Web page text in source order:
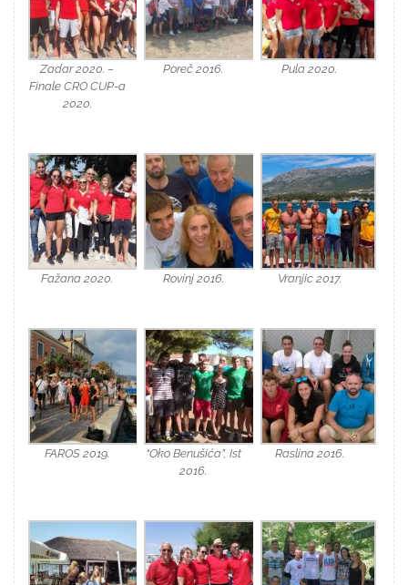
Zadar 2020. –
Finale CRO CUP-a
2020.
Poreč 2016. Pula 2020.
Fažana 2020. Rovinj 2016. Vranjic 2017.
FAROS 2019.
“Oko Benušića”, Ist
2016.
Raslina 2016.